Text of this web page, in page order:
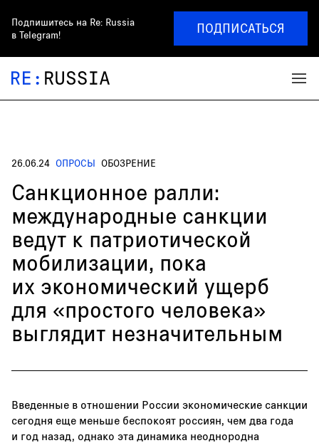
Подпишитесь на Re: Russia
в Telegram!
ПОДПИСАТЬСЯ
26.06.24 ОПРОСЫ ОБОЗРЕНИЕ
Санкционное ралли:
международные санкции
ведут к патриотической
мобилизации, пока
их экономический ущерб
для «простого человека»
выглядит незначительным
Введенные в отношении России экономические санкции
сегодня еще меньше беспокоят россиян, чем два года
и год назад, однако эта динамика неоднородна